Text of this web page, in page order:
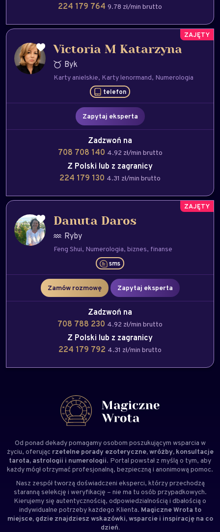
224 179 764 9.78 zł/min brutto
Victoria M Katarzyna
Byk
Karty anielskie Karty lenormand Numerologia
telefon
Zapytaj eksperta
Zadzwoń na
708 708 140 4.92 zł/min brutto
Z Polski lub z zagranicy
224 179 130 4.31 zł/min brutto
Danuta Daros
Ryby
Feng Shui Numerologia biznes finanse
sms
Zamów rozmowę Zapytaj eksperta
Zadzwoń na
708 788 230 4.92 zł/min brutto
Z Polski lub z zagranicy
224 179 792 4.31 zł/min brutto
Od ponad dekady pomagamy osobom poszukującym wsparcia w
życiu, oferując rzetelne porady ezoteryczne, wróżby, konsultacje
tarota, astrologii i numerologii. Portal powstał z myślą o tym, aby
każdy mógł otrzymać profesjonalną, bezpieczną i anonimową pomoc.
Nasz zespół tworzą doświadczeni eksperci, którzy przechodzą
staranną selekcję i weryfikację – nie ma tu osób przypadkowych.
Kierujemy się autentycznością, odpowiedzialnością i dbałością o
indywidualne potrzeby każdego Klienta. Magiczne Wrota to
miejsce, gdzie znajdziesz wskazówki, wsparcie i inspirację na co
dzień.